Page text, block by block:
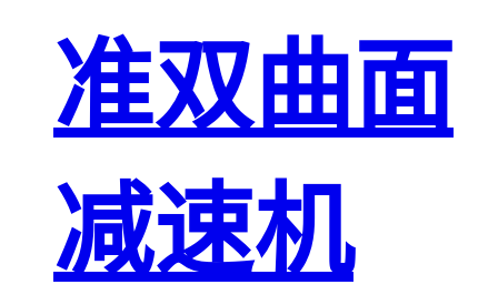
准双曲面
减速机